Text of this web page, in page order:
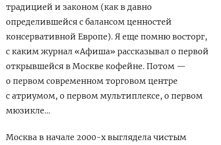
традицией и законом (как в давно
определившейся с балансом ценностей
консервативной Европе). Я еще помню восторг,
с каким журнал «Афиша» рассказывал о первой
открывшейся в Москве кофейне. Потом —
о первом современном торговом центре
с атриумом, о первом мультиплексе, о первом
мюзикле…
Москва в начале 2000-х выглядела чистым